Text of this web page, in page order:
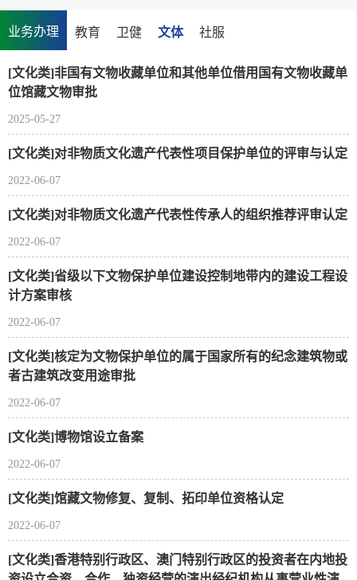
业务办理 教育 卫健 文体 社服
[文化类]非国有文物收藏单位和其他单位借用国有文物收藏单
位馆藏文物审批
2025-05-27
[文化类]对非物质文化遗产代表性项目保护单位的评审与认定
2022-06-07
[文化类]对非物质文化遗产代表性传承人的组织推荐评审认定
2022-06-07
[文化类]省级以下文物保护单位建设控制地带内的建设工程设
计方案审核
2022-06-07
[文化类]核定为文物保护单位的属于国家所有的纪念建筑物或
者古建筑改变用途审批
2022-06-07
[文化类]博物馆设立备案
2022-06-07
[文化类]馆藏文物修复、复制、拓印单位资格认定
2022-06-07
[文化类]香港特别行政区、澳门特别行政区的投资者在内地投